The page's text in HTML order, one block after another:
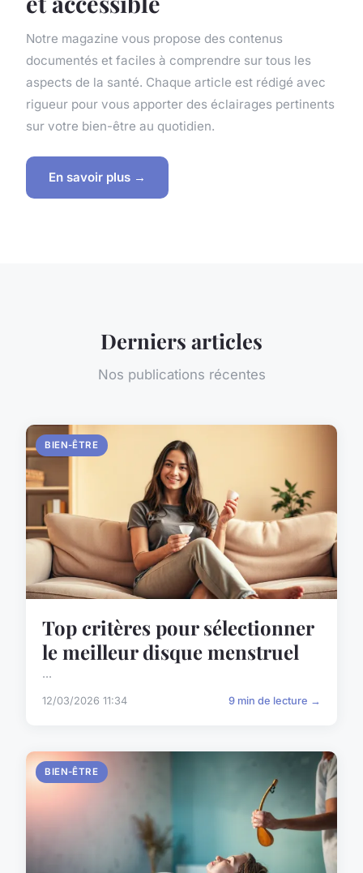
Notre magazine vous propose des contenus
documentés et faciles à comprendre sur tous les
aspects de la santé. Chaque article est rédigé avec
rigueur pour vous apporter des éclairages pertinents
sur votre bien-être au quotidien.
En savoir plus →
Derniers articles
Nos publications récentes
BIEN-ÊTRE
Top critères pour sélectionner
le meilleur disque menstruel
...
12/03/2026 11:34 9 min de lecture →
BIEN-ÊTRE